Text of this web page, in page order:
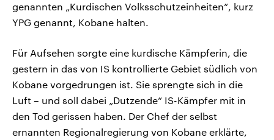
genannten „Kurdischen Volksschutzeinheiten“, kurz
YPG genannt, Kobane halten.
Für Aufsehen sorgte eine kurdische Kämpferin, die
gestern in das von IS kontrollierte Gebiet südlich von
Kobane vorgedrungen ist. Sie sprengte sich in die
Luft – und soll dabei „Dutzende“ IS-Kämpfer mit in
den Tod gerissen haben. Der Chef der selbst
ernannten Regionalregierung von Kobane erklärte,